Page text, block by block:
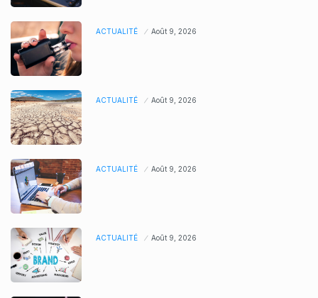
ACTUALITÉ Août 9, 2026
ACTUALITÉ Août 9, 2026
ACTUALITÉ Août 9, 2026
ACTUALITÉ Août 9, 2026